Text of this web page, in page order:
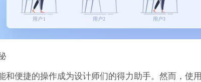
便捷的操作成为设计师们的得力助手。然而，使